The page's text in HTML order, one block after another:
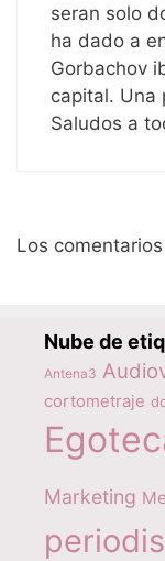
seran solo
ha dado a
Gorbachov
capital. Una
Saludos a
Los
Nube de
Antena3
cortometraje
Marketing